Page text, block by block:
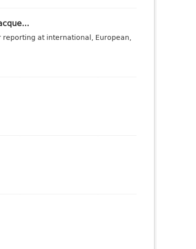
reporting at international, European,